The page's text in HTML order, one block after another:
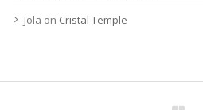
Jola on Cristal Temple